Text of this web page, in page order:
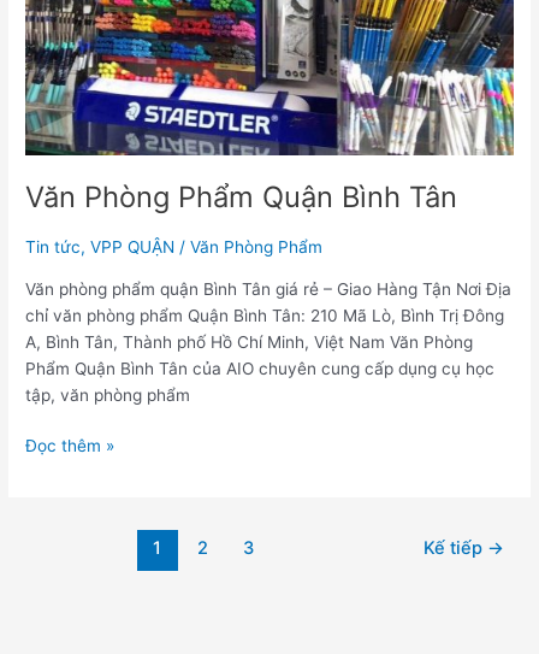
Văn Phòng Phẩm Quận Bình Tân
Tin tức,VPP QUẬN /Văn Phòng Phẩm
Văn phòng phẩm quận Bình Tân giá rẻ – Giao Hàng Tận Nơi Địa
chỉ văn phòng phẩm Quận Bình Tân: 210 Mã Lò, Bình Trị Đông
A, Bình Tân, Thành phố Hồ Chí Minh, Việt Nam Văn Phòng
Phẩm Quận Bình Tân của AIO chuyên cung cấp dụng cụ học
tập, văn phòng phẩm
Quận
Bình
Tân
Đọc thêm »
1 2 3 Kế tiếp →